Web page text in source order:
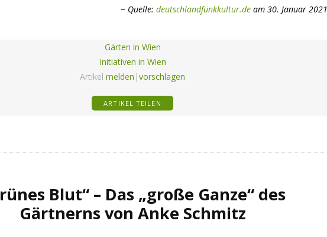
Quelle: deutschlandfunkkultur.de am 30. Januar 2021
Gärten in Wien
Initiativen in Wien
Artikel melden |vorschlagen
ARTIKEL TEILEN
Blut“ – Das „große Ganze“ des
Gärtnerns von Anke Schmitz